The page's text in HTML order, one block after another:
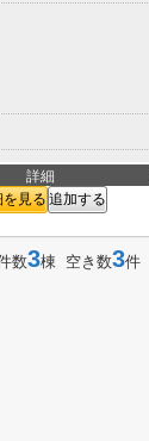
詳細
を見る 追加する
数3棟 空き数3件